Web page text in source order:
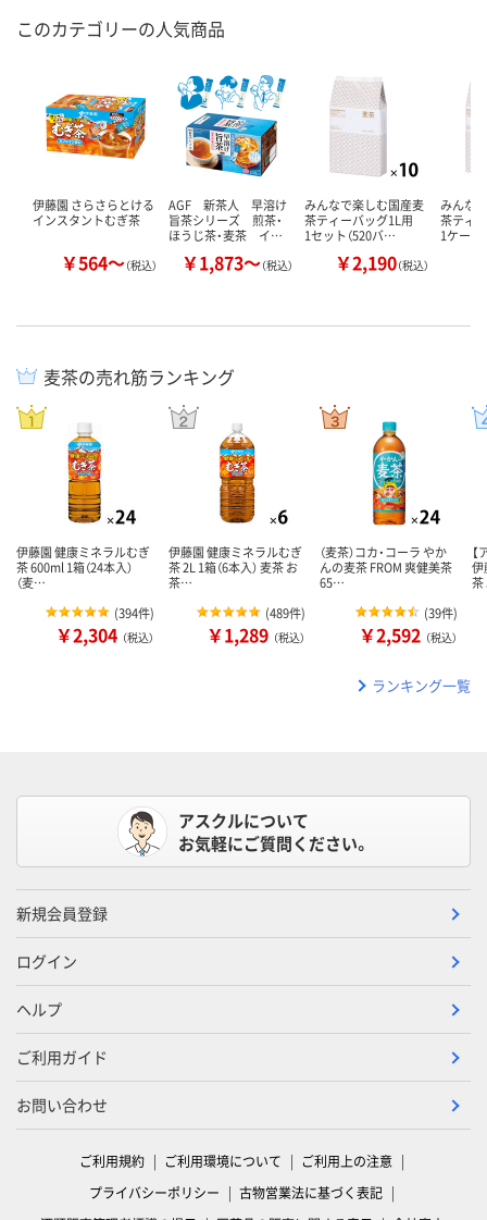
このカテゴリーの人気商品
伊藤園 さらさらとける
インスタントむぎ茶
￥564～（税込）
AGF 新茶人 早溶け
旨茶シリーズ 煎茶・
ほうじ茶・麦茶 イ…
￥1,873～（税込）
みんなで楽しむ国産麦
茶ティーバッグ1L用
1セット（520バ…
￥2,190（税込）
みんな
茶ティ
1ケース
麦茶の売れ筋ランキング
伊藤園 健康ミネラルむぎ
茶 600ml 1箱（24本入）
（麦…
(394件)
￥2,304 （税込）
伊藤園 健康ミネラルむぎ
茶 2L 1箱（6本入） 麦茶 お
茶…
(489件)
￥1,289 （税込）
（麦茶）コカ・コーラ やか
んの麦茶 FROM 爽健美茶
65…
(39件)
￥2,592 （税込）
伊
ランキング一覧
アスクルについて
お気軽にご質問ください。
新規会員登録
ログイン
ヘルプ
ご利用ガイド
お問い合わせ
ご利用規約 ご利用環境について
ご利用上の注意
プライバシーポリシー
古物営業法に基づく表記